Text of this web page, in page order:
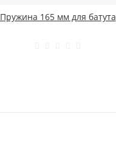
Пружина 165 мм для батута